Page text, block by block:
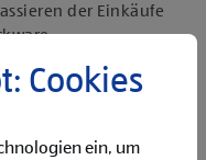
der Einkäufe
Cookies
ein, um